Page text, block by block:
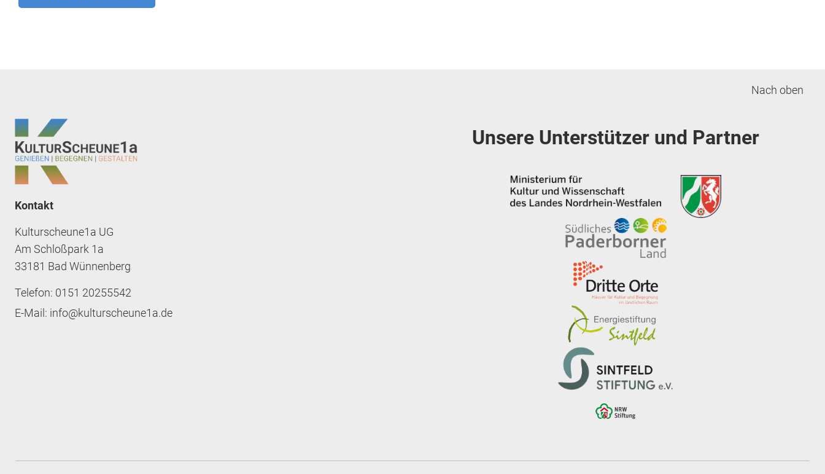
Nach oben
Kontakt
Kulturscheune1a UG
Am Schloßpark 1a
33181 Bad Wünnenberg
Telefon: 0151 20255542
E-Mail: info@kulturscheune1a.de
Unsere Unterstützer und Partner